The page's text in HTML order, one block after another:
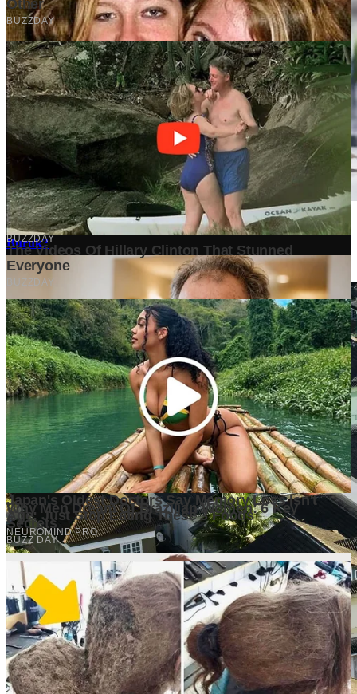
Mengapa Banyak Bisnis Gagal Bukan Karena Produknya
Buruk?
4 days ago